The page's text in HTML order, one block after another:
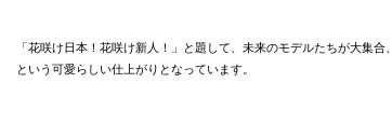
「花咲け日本！花咲け新人！」と題して、未来のモデルたちが大集合、
という可愛らしい仕上がりとなっています。